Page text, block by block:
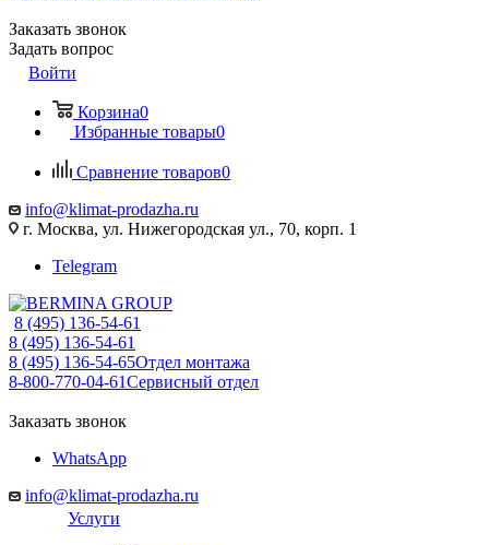
Заказать звонок
Задать вопрос
Войти
Корзина0
Избранные товары0
Сравнение товаров0
info@klimat-prodazha.ru
г. Москва, ул. Нижегородская ул., 70, корп. 1
Telegram
8 (495) 136-54-61
8 (495) 136-54-61
8 (495) 136-54-65Отдел монтажа
8-800-770-04-61Сервисный отдел
Заказать звонок
WhatsApp
info@klimat-prodazha.ru
Услуги